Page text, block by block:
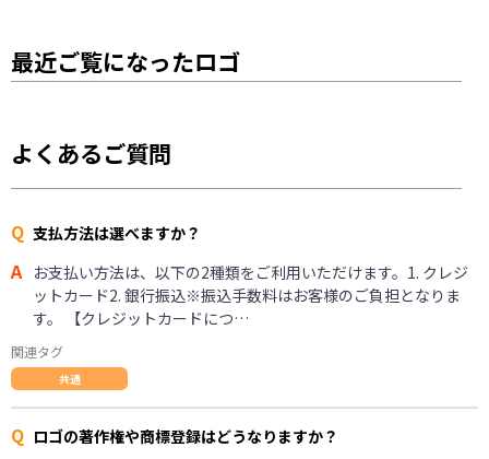
最近ご覧になったロゴ
よくあるご質問
Q 支払方法は選べますか？
A お支払い方法は、以下の2種類をご利用いただけます。1. クレジ
ットカード2. 銀行振込※振込手数料はお客様のご負担となりま
す。 【クレジットカードにつ…
関連タグ
共通
Q ロゴの著作権や商標登録はどうなりますか？